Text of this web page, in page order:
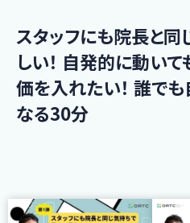
スタッフにも院長と
しい！ 自発的に動い
価を入れたい！ 誰で
なる30分